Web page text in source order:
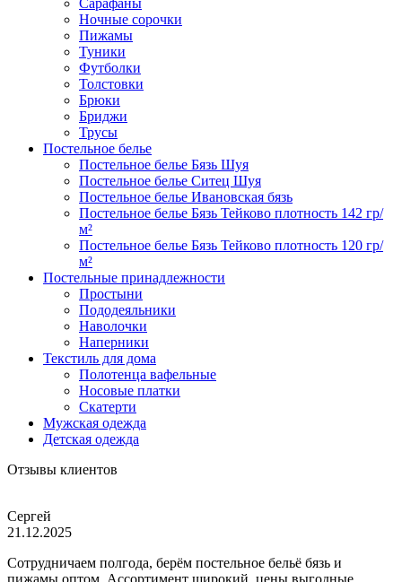
Сарафаны
Ночные сорочки
Пижамы
Туники
Футболки
Толстовки
Брюки
Бриджи
Трусы
Постельное белье
Постельное белье Бязь Шуя
Постельное белье Ситец Шуя
Постельное белье Ивановская бязь
Постельное белье Бязь Тейково плотность 142 гр/
м²
Постельное белье Бязь Тейково плотность 120 гр/
м²
Постельные принадлежности
Простыни
Пододеяльники
Наволочки
Наперники
Текстиль для дома
Полотенца вафельные
Носовые платки
Скатерти
Мужская одежда
Детская одежда
Отзывы клиентов
Сергей
21.12.2025
Сотрудничаем полгода, берём постельное бельё бязь и
пижамы оптом. Ассортимент широкий, цены выгодные,